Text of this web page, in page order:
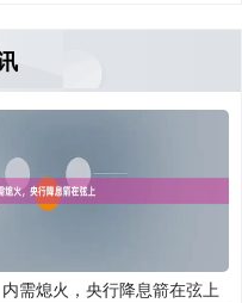
需熄火，央行降息箭在弦上